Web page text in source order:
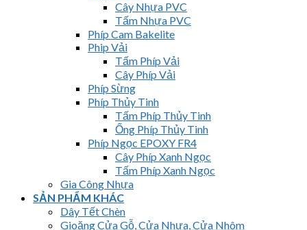
Cây Nhựa PVC
Tấm Nhựa PVC
Phíp Cam Bakelite
Phip Vải
Tấm Phíp Vải
Cây Phíp Vải
Phíp Sừng
Phíp Thủy Tinh
Tấm Phíp Thủy Tinh
Ống Phíp Thủy Tinh
Phíp Ngọc EPOXY FR4
Cây Phíp Xanh Ngọc
Tấm Phíp Xanh Ngọc
Gia Công Nhựa
SẢN PHẨM KHÁC
Dây Tết Chèn
Gioăng Cửa Gỗ, Cửa Nhựa, Cửa Nhôm